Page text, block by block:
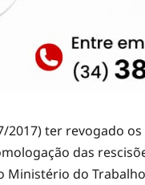
ter revogado os
das
do Trabalho,